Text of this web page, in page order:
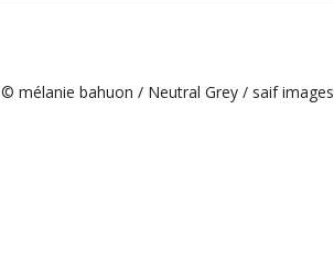
© mélanie bahuon / Neutral Grey / saif images